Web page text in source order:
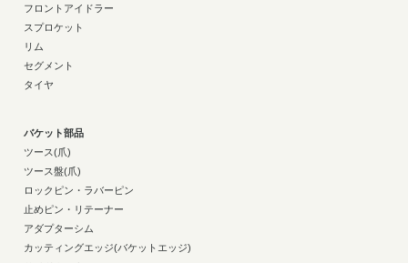
フロントアイドラー
スプロケット
リム
セグメント
タイヤ
バケット部品
ツース(爪)
ツース盤(爪)
ロックピン・ラバーピン
止めピン・リテーナー
アダプターシム
カッティングエッジ(バケットエッジ)